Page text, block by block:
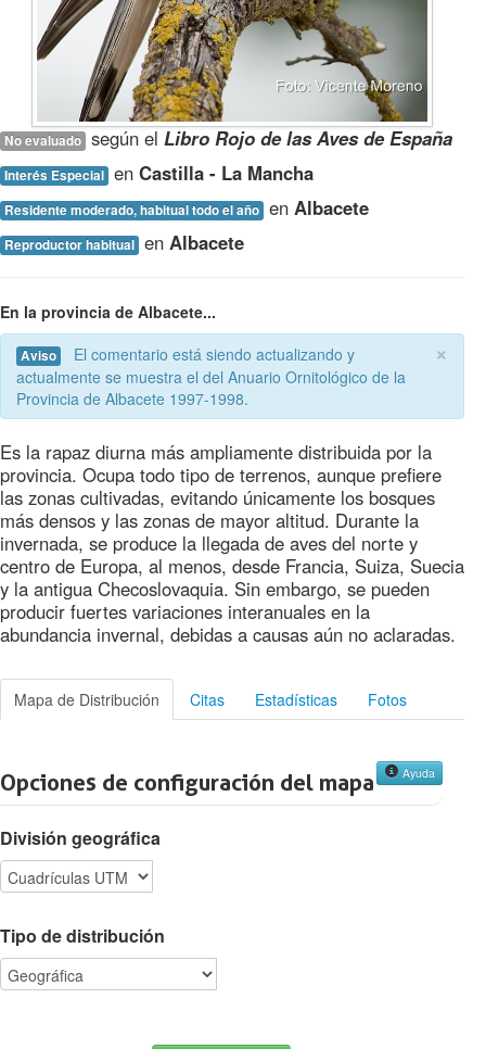
No evaluado según el Libro Rojo de las Aves de España
Interés Especial en Castilla - La Mancha
Residente moderado, habitual todo el año en Albacete
Reproductor habitual en Albacete
En la provincia de Albacete...
×
Aviso
actualmente se muestra el del Anuario Ornitológico de la
Provincia de Albacete 1997-1998.
Es la rapaz diurna más ampliamente distribuida por la
provincia. Ocupa todo tipo de terrenos, aunque prefiere
las zonas cultivadas, evitando únicamente los bosques
más densos y las zonas de mayor altitud. Durante la
invernada, se produce la llegada de aves del norte y
centro de Europa, al menos, desde Francia, Suiza, Suecia
y la antigua Checoslovaquia. Sin embargo, se pueden
producir fuertes variaciones interanuales en la
abundancia invernal, debidas a causas aún no aclaradas.
Mapa de Distribución Citas Estadísticas Fotos
Opciones de configuración del mapa Ayuda
División geográfica
Tipo de distribución